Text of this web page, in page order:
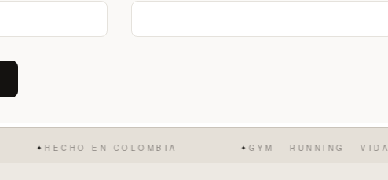
HECHO EN COLOMBIA GYM · RUNNING · VIDA ACTIVA